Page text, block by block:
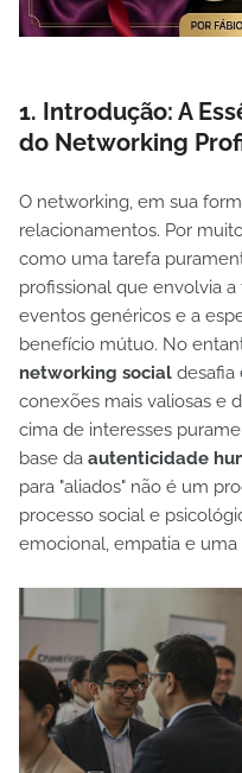
1. Introdução: A
do Networking
O networking, em sua
relacionamentos. Por
como uma tarefa
profissional que envolvia
eventos genéricos e a
benefício mútuo. No
networking social desafia
conexões mais valiosas e
cima de interesses
base da autenticidade
para "aliados" não é um
processo social e
emocional, empatia e